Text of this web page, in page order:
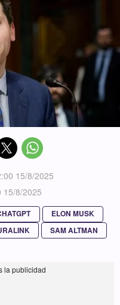
15/8/2025
15/8/2025
ELON MUSK
SAM ALTMAN